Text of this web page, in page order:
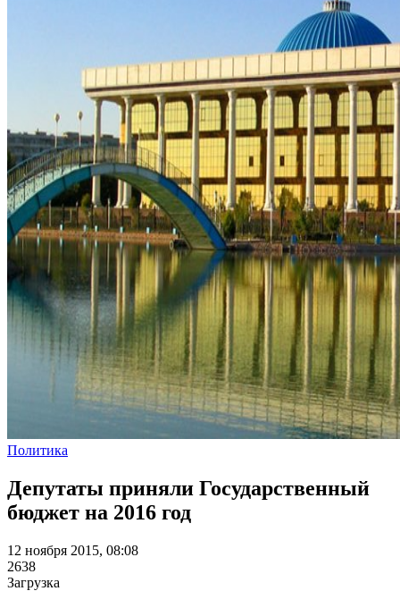
Политика
Депутаты приняли Государственный
бюджет на 2016 год
12 ноября 2015, 08:08
2638
Загрузка